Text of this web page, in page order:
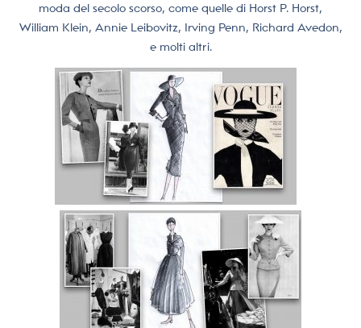
moda del secolo scorso, come quelle di Horst P. Horst,
William Klein, Annie Leibovitz, Irving Penn, Richard Avedon,
e molti altri.